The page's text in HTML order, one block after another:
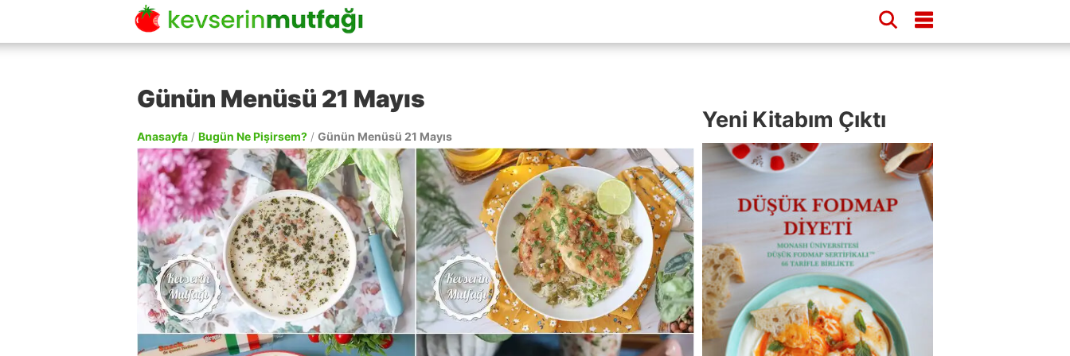
Günün Menüsü 21 Mayıs
Anasayfa / Bugün Ne Pişirsem? / Günün Menüsü 21 Mayıs
Yeni Kitabım Çıktı